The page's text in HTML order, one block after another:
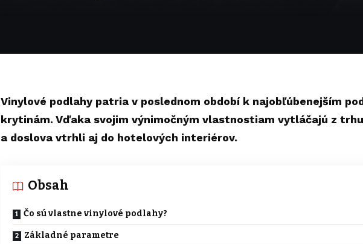
Vinylové podlahy patria v poslednom období k najobľúbenejším
krytinám. Vďaka svojim výnimočným vlastnostiam vytláčajú z
a doslova vtrhli aj do hotelových interiérov.
Obsah
Čo sú vlastne vinylové podlahy?
Základné parametre